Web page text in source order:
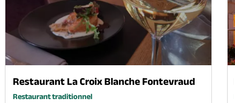
Restaurant La Croix Blanche Fontevraud
Restaurant traditionnel